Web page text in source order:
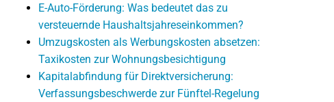
E-Auto-Förderung: Was bedeutet das zu
versteuernde Haushaltsjahreseinkommen?
Umzugskosten als Werbungskosten absetzen:
Taxikosten zur Wohnungsbesichtigung
Kapitalabfindung für Direktversicherung:
Verfassungsbeschwerde zur Fünftel-Regelung